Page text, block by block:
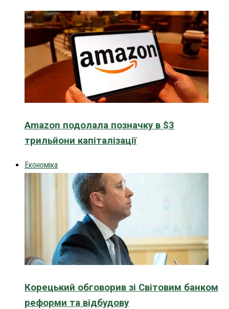
Amazon подолала позначку в $3
трильйони капіталізації
Економіка
Корецький обговорив зі Світовим банком
реформи та відбудову